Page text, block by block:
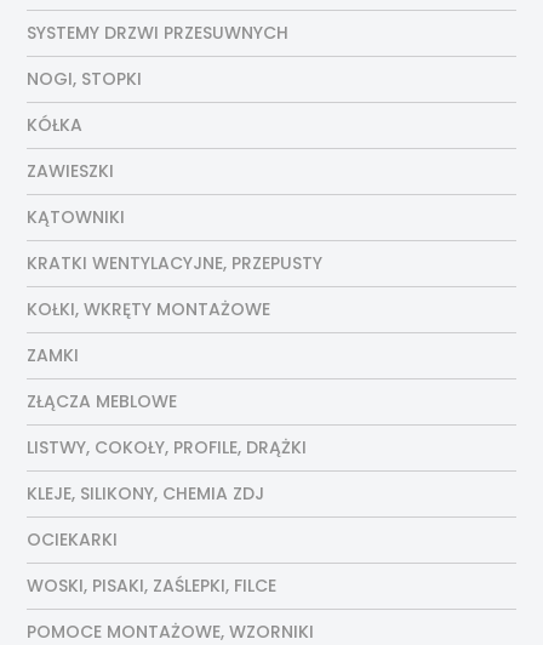
SYSTEMY DRZWI PRZESUWNYCH
NOGI, STOPKI
KÓŁKA
ZAWIESZKI
KĄTOWNIKI
KRATKI WENTYLACYJNE, PRZEPUSTY
KOŁKI, WKRĘTY MONTAŻOWE
ZAMKI
ZŁĄCZA MEBLOWE
LISTWY, COKOŁY, PROFILE, DRĄŻKI
KLEJE, SILIKONY, CHEMIA ZDJ
OCIEKARKI
WOSKI, PISAKI, ZAŚLEPKI, FILCE
POMOCE MONTAŻOWE, WZORNIKI